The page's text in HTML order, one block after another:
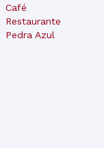
Café
Restaurante
Pedra Azul